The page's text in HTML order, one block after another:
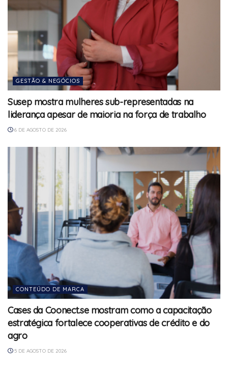
GESTÃO & NEGÓCIOS
Susep mostra mulheres sub-representadas na
liderança apesar de maioria na força de trabalho
6 DE AGOSTO DE 2026
CONTEÚDO DE MARCA
Cases da Coonect.se mostram como a capacitação
estratégica fortalece cooperativas de crédito e do
agro
5 DE AGOSTO DE 2026